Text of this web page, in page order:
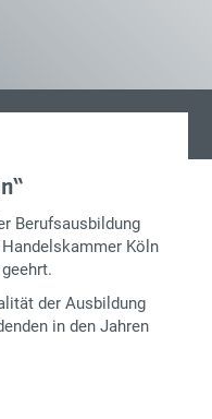
Berufsausbildung
Köln
der Ausbildung
in den Jahren